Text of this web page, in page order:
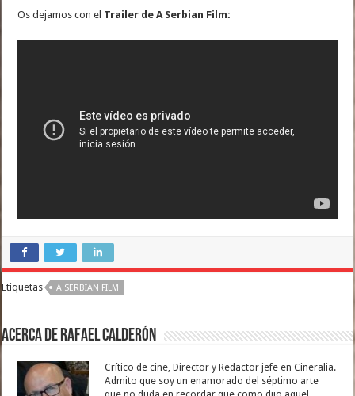
Os dejamos con el Trailer de A Serbian Film:
Etiquetas A SERBIAN FILM
Acerca de Rafael Calderón
Crítico de cine, Director y Redactor jefe en Cineralia.
Admito que soy un enamorado del séptimo arte